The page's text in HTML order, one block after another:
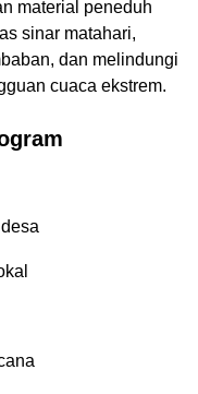
material peneduh
sinar matahari,
dan melindungi
cuaca ekstrem.